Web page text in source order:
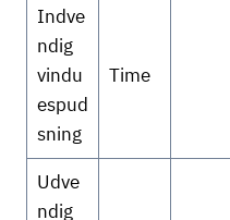
Indve
ndig
vindu
espud
sning
Time
Udve
ndig